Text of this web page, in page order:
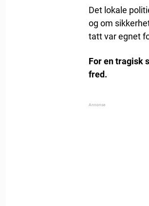
Det lokale
og om
tatt var egnet
For en tragisk
fred.